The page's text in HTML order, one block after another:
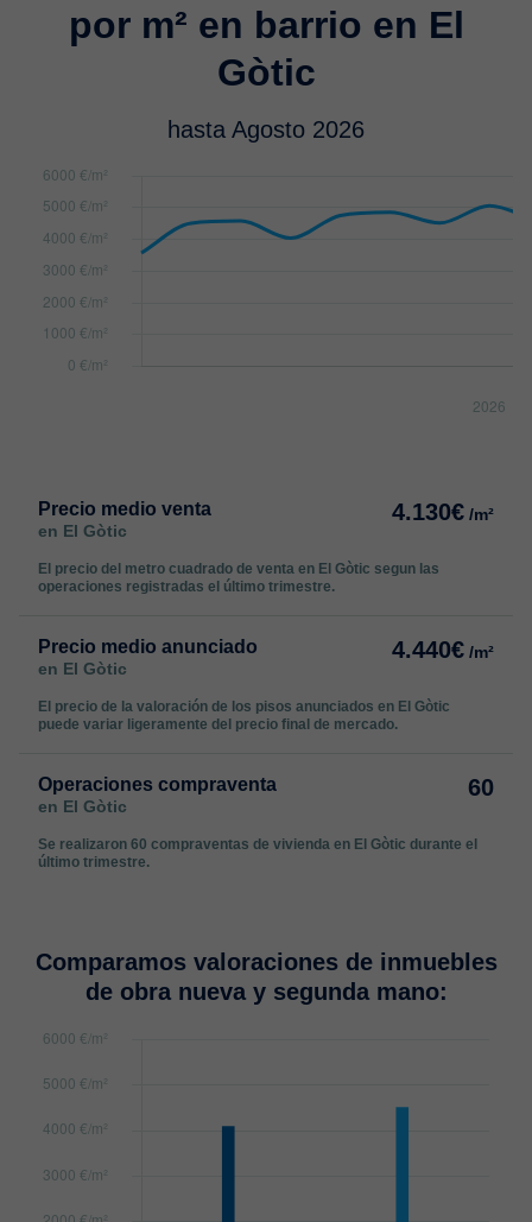
por m² en barrio en El
Gòtic
hasta Agosto 2026
Precio medio venta
en El Gòtic
4.130€ /m²
El precio del metro cuadrado de venta en El Gòtic segun las
operaciones registradas el último trimestre.
Precio medio anunciado
en El Gòtic
4.440€ /m²
El precio de la valoración de los pisos anunciados en El Gòtic
puede variar ligeramente del precio final de mercado.
Operaciones compraventa
en El Gòtic
60
Se realizaron 60 compraventas de vivienda en El Gòtic durante el
último trimestre.
Comparamos valoraciones de inmuebles
de obra nueva y segunda mano: